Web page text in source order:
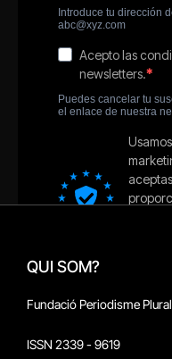
QUI SOM?
Fundació Periodisme Plural
ISSN 2339 - 9619